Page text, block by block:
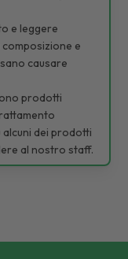
e leggere
e
causare
prodotti
alcuni dei prodotti
al nostro staff.